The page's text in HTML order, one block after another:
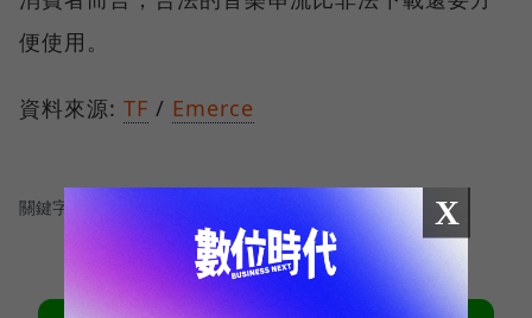
便使用。
資料來源: TF / Emerce
關鍵字： X